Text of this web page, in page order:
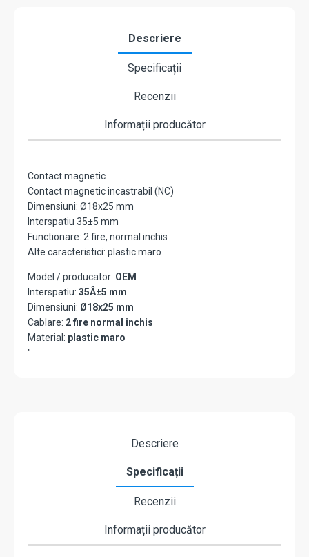
Descriere
Specificații
Recenzii
Informații producător
Contact magnetic
Contact magnetic incastrabil (NC)
Dimensiuni: Ø18x25 mm
Interspatiu 35±5 mm
Functionare: 2 fire, normal inchis
Alte caracteristici: plastic maro
Model / producator: OEM
Interspatiu: 35Â±5 mm
Dimensiuni: Ø18x25 mm
Cablare: 2 fire normal inchis
Material: plastic maro
"
Descriere
Specificații
Recenzii
Informații producător